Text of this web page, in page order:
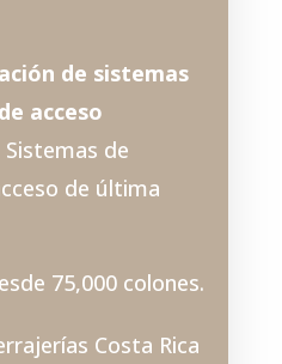
de sistemas
acceso
Sistemas de
de última
75,000 colones.
Costa Rica